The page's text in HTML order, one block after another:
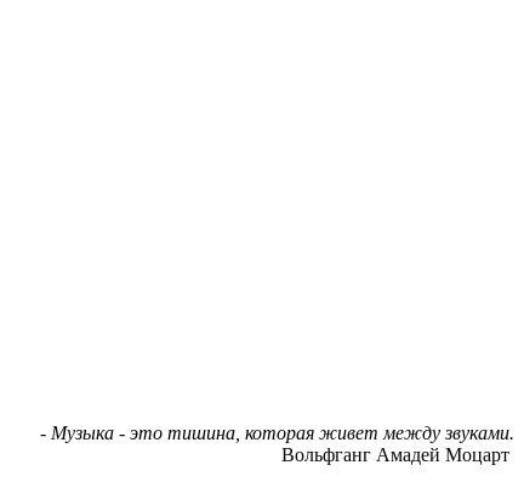
- Музыка - это тишина, которая живет между звуками.
Вольфганг Амадей Моцарт